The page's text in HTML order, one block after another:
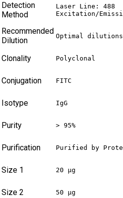
Detection
Method
Laser Line: 488
Excitation/
Recommended
Dilution
Optimal
Clonality Polyclonal
Conjugation FITC
Isotype IgG
Purity > 95%
Purification Purified by
Size 1 20 µg
Size 2 50 µg